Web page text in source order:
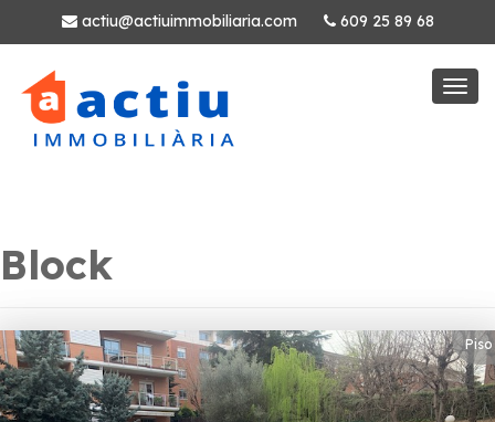
actiu@actiuimmobiliaria.com 609 25 89 68
Block
Piso